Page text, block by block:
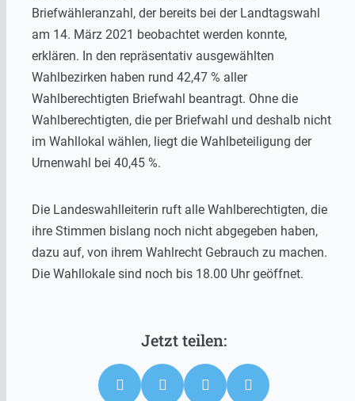
Briefwähleranzahl, der bereits bei der Landtagswahl
am 14. März 2021 beobachtet werden konnte,
erklären. In den repräsentativ ausgewählten
Wahlbezirken haben rund 42,47 % aller
Wahlberechtigten Briefwahl beantragt. Ohne die
Wahlberechtigten, die per Briefwahl und deshalb nicht
im Wahllokal wählen, liegt die Wahlbeteiligung der
Urnenwahl bei 40,45 %.
Die Landeswahlleiterin ruft alle Wahlberechtigten, die
ihre Stimmen bislang noch nicht abgegeben haben,
dazu auf, von ihrem Wahlrecht Gebrauch zu machen.
Die Wahllokale sind noch bis 18.00 Uhr geöffnet.